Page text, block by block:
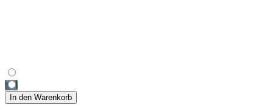
In den Warenkorb